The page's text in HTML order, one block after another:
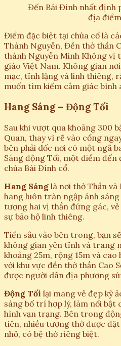
Đến Bái Đính nhất định
địa
Điểm đặc biệt tại chùa cổ là
Thánh Nguyễn, Đền thờ thần
thánh Nguyễn Minh Không vị
giáo Việt Nam. Không gian
mạc, tĩnh lặng và linh thiêng,
muốn tìm kiếm cảm giác
Hang Sáng – Động Tối
Sau khi vượt qua khoảng 300
Quan, thay vì rẽ vào cổng
bên phải dốc nơi có một ngã
Sáng động Tối, một điểm đến
chùa Bái Đính cổ.
Hang Sáng là nơi thờ Thần
hang luôn tràn ngập ánh
tượng hai vị thần đứng gác,
sự bảo hộ linh thiêng.
Tiến sâu vào bên trong, bạn
không gian yên tĩnh và trang
khoảng 25m, rộng 15m và cao
với khu vực đền thờ thần Cao
được người dân địa phương
Động Tối lại mang vẻ đẹp kỳ
sáng bố trí hợp lý, làm nổi bật
hình vạn trạng. Bên trong
tiên, nhiều tượng thờ được
nhỏ, có bệ thờ riêng biệt.